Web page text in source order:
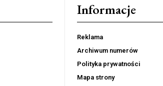
Informacje
Reklama
Archiwum numerów
Polityka prywatności
Mapa strony